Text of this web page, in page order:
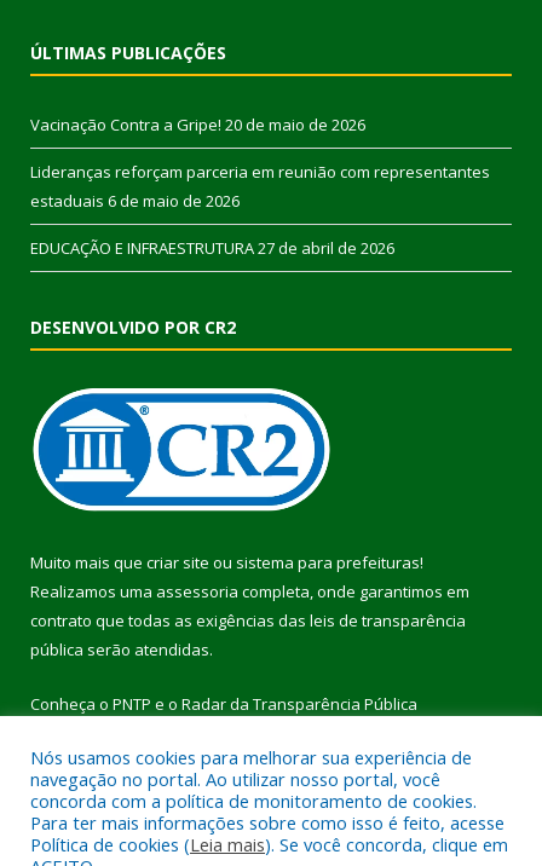
ÚLTIMAS PUBLICAÇÕES
Vacinação Contra a Gripe! 20 de maio de 2026
Lideranças reforçam parceria em reunião com representantes
estaduais 6 de maio de 2026
EDUCAÇÃO E INFRAESTRUTURA27 de abril de 2026
DESENVOLVIDO POR CR2
Muito mais que criar site ou sistema para prefeituras!
Realizamos uma assessoria completa, onde garantimos em
contrato que todas as exigências das leis de transparência
pública serão atendidas.
Conheça o PNTP e o Radar da Transparência Pública
Todos os direitos reservados a Prefeitura Municipal de Pau
D’Arco.
Nós usamos cookies para melhorar sua experiência de
navegação no portal. Ao utilizar nosso portal, você
concorda com a política de monitoramento de cookies.
Para ter mais informações sobre como isso é feito, acesse
Política de cookies (Leia mais). Se você concorda, clique em